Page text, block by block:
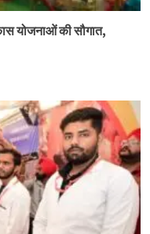
योजनाओं की सौगात,